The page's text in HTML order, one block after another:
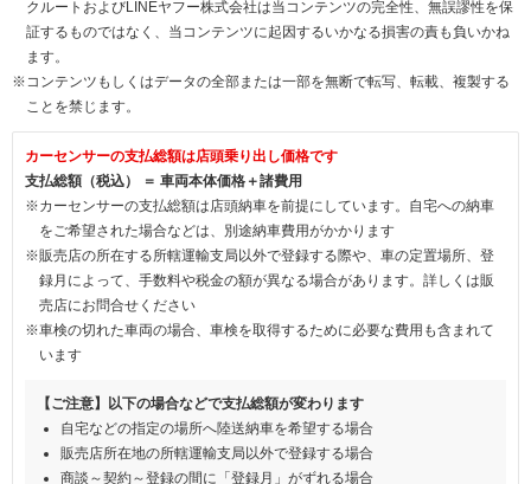
クルートおよびLINEヤフー株式会社は当コンテンツの完全性、無誤謬性を保
証するものではなく、当コンテンツに起因するいかなる損害の責も負いかね
ます。
※コンテンツもしくはデータの全部または一部を無断で転写、転載、複製する
ことを禁じます。
カーセンサーの支払総額は店頭乗り出し価格です
支払総額（税込） ＝ 車両本体価格＋諸費用
※カーセンサーの支払総額は店頭納車を前提にしています。自宅への納車
をご希望された場合などは、別途納車費用がかかります
※販売店の所在する所轄運輸支局以外で登録する際や、車の定置場所、登
録月によって、手数料や税金の額が異なる場合があります。詳しくは販
売店にお問合せください
※車検の切れた車両の場合、車検を取得するために必要な費用も含まれて
います
【ご注意】以下の場合などで支払総額が変わります
自宅などの指定の場所へ陸送納車を希望する場合
販売店所在地の所轄運輸支局以外で登録する場合
商談～契約～登録の間に「登録月」がずれる場合